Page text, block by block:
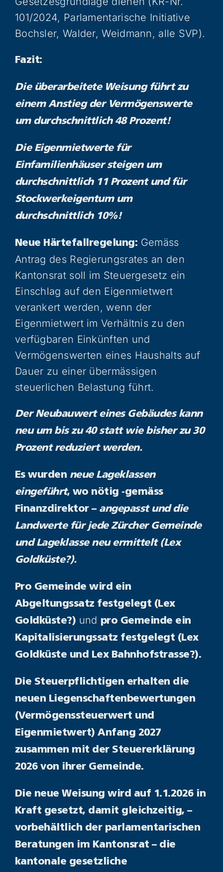
101/2024, Parlamentarische Initiative
Bochsler, Walder, Weidmann, alle SVP).
Fazit:
Die überarbeitete Weisung führt zu
einem Anstieg der Vermögenswerte
um durchschnittlich 48 Prozent!
Die Eigenmietwerte für
Einfamilienhäuser steigen um
durchschnittlich 11 Prozent und für
Stockwerkeigentum um
durchschnittlich 10%!
Neue Härtefallregelung: Gemäss
Antrag des Regierungsrates an den
Kantonsrat soll im Steuergesetz ein
Einschlag auf den Eigenmietwert
verankert werden, wenn der
Eigenmietwert im Verhältnis zu den
verfügbaren Einkünften und
Vermögenswerten eines Haushalts auf
Dauer zu einer übermässigen
steuerlichen Belastung führt.
Der Neubauwert eines Gebäudes kann
neu um bis zu 40 statt wie bisher zu 30
Prozent reduziert werden.
Es wurden neue Lageklassen
eingeführt, wo nötig -gemäss
Finanzdirektor – angepasst und die
Landwerte für jede Zürcher Gemeinde
und Lageklasse neu ermittelt (Lex
Goldküste?).
Pro Gemeinde wird ein
Abgeltungssatz festgelegt (Lex
Goldküste?) und pro Gemeinde ein
Kapitalisierungssatz festgelegt (Lex
Goldküste und Lex Bahnhofstrasse?).
Die Steuerpflichtigen erhalten die
neuen Liegenschaftenbewertungen
(Vermögenssteuerwert und
Eigenmietwert) Anfang 2027
zusammen mit der Steuererklärung
2026 von ihrer Gemeinde.
Die neue Weisung wird auf 1.1.2026 in
Kraft gesetzt, damit gleichzeitig, –
vorbehältlich der parlamentarischen
Beratungen im Kantonsrat – die
kantonale gesetzliche